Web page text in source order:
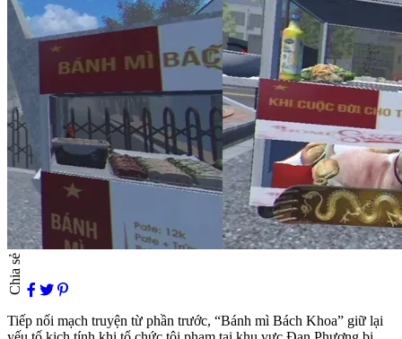
Chia sẻ
Tiếp nối mạch truyện từ phần trước, “Bánh mì Bách Khoa” giữ lại